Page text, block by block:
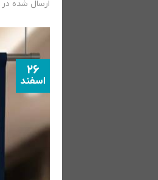
ارسال شده در
26
اسفند